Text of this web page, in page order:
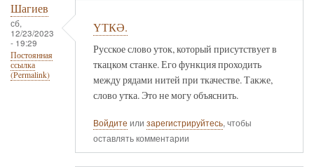
Шагиев
сб,
12/23/2023
- 19:29
Постоянная
ссылка
(Permalink)
ҮТКӘ.
Русское слово уток, который присутствует в
ткацком станке. Его функция проходить
между рядами нитей при ткачестве. Также,
слово утка. Это не могу объяснить.
Войдите или зарегистрируйтесь, чтобы
оставлять комментарии